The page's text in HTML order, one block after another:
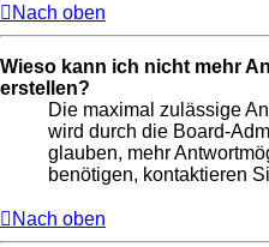
Nach oben
Wieso kann ich nicht mehr
erstellen?
Die maximal zulässige
wird durch die Board-
glauben, mehr
benötigen, kontaktieren
Nach oben